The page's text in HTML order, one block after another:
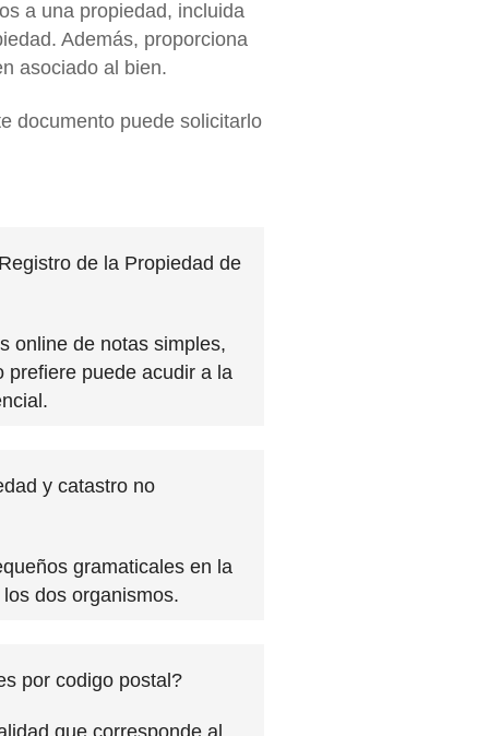
a una propiedad, incluida
Además, proporciona
asociado al bien.
documento puede solicitarlo
de la Propiedad de
online de notas simples,
prefiere puede acudir a la
y catastro no
gramaticales en la
dos organismos.
por codigo postal?